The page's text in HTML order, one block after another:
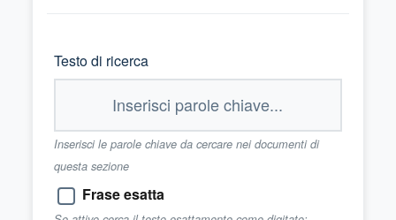
Testo di ricerca
Inserisci le parole chiave da cercare nei documenti di
questa sezione
Frase esatta